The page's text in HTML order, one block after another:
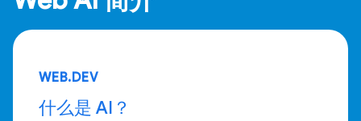
WEB.DEV
什么是 AI？